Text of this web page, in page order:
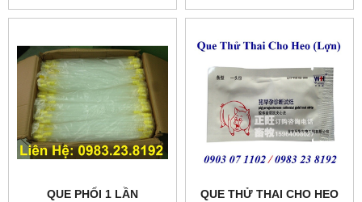
QUE PHỐI 1 LẦN
QUE THỬ THAI CHO HEO